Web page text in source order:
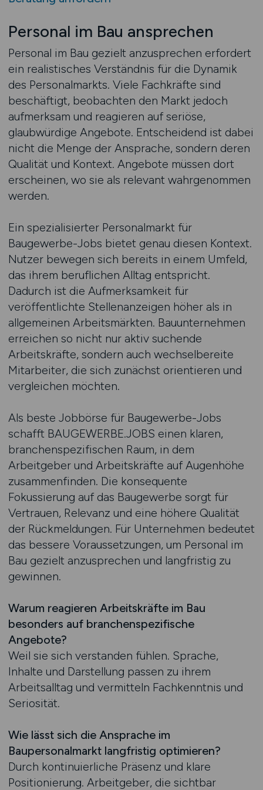
Personal im Bau ansprechen
Personal im Bau gezielt anzusprechen erfordert
ein realistisches Verständnis für die Dynamik
des Personalmarkts. Viele Fachkräfte sind
beschäftigt, beobachten den Markt jedoch
aufmerksam und reagieren auf seriöse,
glaubwürdige Angebote. Entscheidend ist dabei
nicht die Menge der Ansprache, sondern deren
Qualität und Kontext. Angebote müssen dort
erscheinen, wo sie als relevant wahrgenommen
werden.
Ein spezialisierter Personalmarkt für
Baugewerbe-Jobs bietet genau diesen Kontext.
Nutzer bewegen sich bereits in einem Umfeld,
das ihrem beruflichen Alltag entspricht.
Dadurch ist die Aufmerksamkeit für
veröffentlichte Stellenanzeigen höher als in
allgemeinen Arbeitsmärkten. Bauunternehmen
erreichen so nicht nur aktiv suchende
Arbeitskräfte, sondern auch wechselbereite
Mitarbeiter, die sich zunächst orientieren und
vergleichen möchten.
Als beste Jobbörse für Baugewerbe-Jobs
schafft BAUGEWERBE.JOBS einen klaren,
branchenspezifischen Raum, in dem
Arbeitgeber und Arbeitskräfte auf Augenhöhe
zusammenfinden. Die konsequente
Fokussierung auf das Baugewerbe sorgt für
Vertrauen, Relevanz und eine höhere Qualität
der Rückmeldungen. Für Unternehmen bedeutet
das bessere Voraussetzungen, um Personal im
Bau gezielt anzusprechen und langfristig zu
gewinnen.
Warum reagieren Arbeitskräfte im Bau
besonders auf branchenspezifische
Angebote?
Weil sie sich verstanden fühlen. Sprache,
Inhalte und Darstellung passen zu ihrem
Arbeitsalltag und vermitteln Fachkenntnis und
Seriosität.
Wie lässt sich die Ansprache im
Baupersonalmarkt langfristig optimieren?
Durch kontinuierliche Präsenz und klare
Positionierung. Arbeitgeber, die sichtbar